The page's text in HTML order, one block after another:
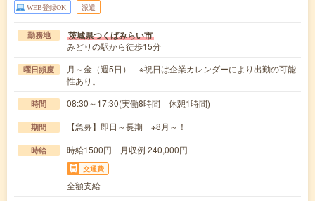
WEB登録OK 派遣
勤務地 茨城県つくばみらい市
みどりの駅から徒歩15分
曜日頻度
月～金（週5日） ※祝日は企業カレンダーにより出勤の可能
性あり。
時間 08:30～17:30(実働8時間 休憩1時間)
期間 【急募】即日～長期 ※8月～！
時給 時給1500円 月収例 240,000円
交通費
全額支給